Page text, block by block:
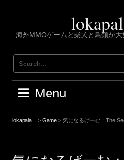
海外MMOゲームと柴犬と鳥類が
Menu
lokapala... > Game > 気になるげーむ：The